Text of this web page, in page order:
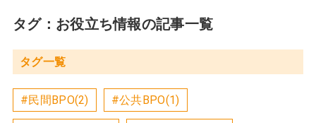
タグ：お役立ち情報の記事一覧
タグ一覧
#民間BPO(2) #公共BPO(1)